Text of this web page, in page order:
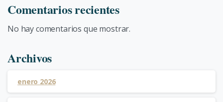
Comentarios recientes
No hay comentarios que mostrar.
Archivos
enero 2026